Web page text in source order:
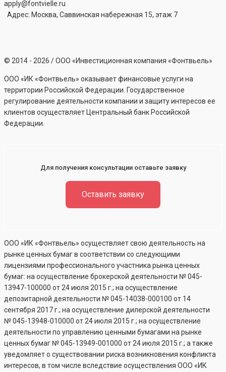
apply@fontvielle.ru
Адрес: Москва, Саввинская набережная 15, этаж 7
© 2014 - 2026 / ООО «Инвестиционная компания «Фонтвьель»
ООО «ИК «Фонтвьель» оказывает финансовые услуги на
территории Российской Федерации. Государственное
регулирование деятельности компании и защиту интересов ее
клиентов осуществляет Центральный банк Российской
Федерации.
Для получения консультации оставьте заявку
Оставить заявку
ООО «ИК «Фонтвьель» осуществляет свою деятельность на
рынке ценных бумаг в соответствии со следующими
лицензиями профессионального участника рынка ценных
бумаг: на осуществление брокерской деятельности №045-
13947-100000 от 24 июля 2015 г.; на осуществление
депозитарной деятельности №045-14038-000100 от 14
сентября 2017 г.; на осуществление дилерской деятельности
№045-13948-010000 от 24 июля 2015 г.; на осуществление
деятельности по управлению ценными бумагами на рынке
ценных бумаг №045-13949-001000 от 24 июля 2015 г.; а также
уведомляет о существовании риска возникновения конфликта
интересов, в том числе вследствие осуществления ООО «ИК